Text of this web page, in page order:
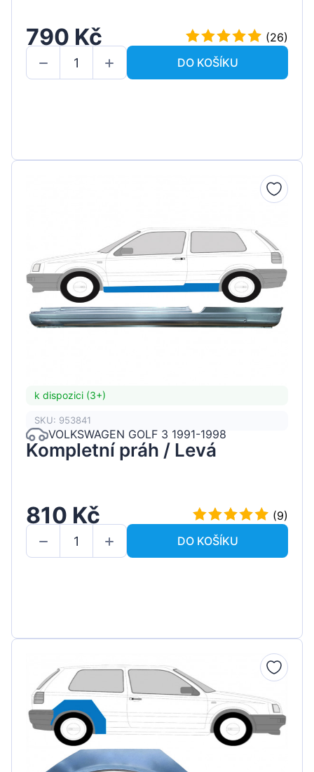
790 Kč
(26)
DO KOŠÍKU
k dispozici (3+)
SKU: 953841
VOLKSWAGEN GOLF 3 1991-1998
Kompletní práh / Levá
810 Kč
(9)
DO KOŠÍKU